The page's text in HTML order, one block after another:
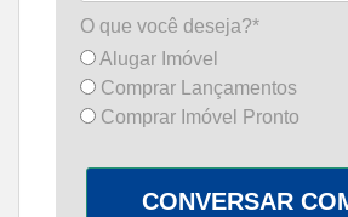
O que você deseja?*
Alugar Imóvel
Comprar Lançamentos
Comprar Imóvel Pronto
CONVERSAR